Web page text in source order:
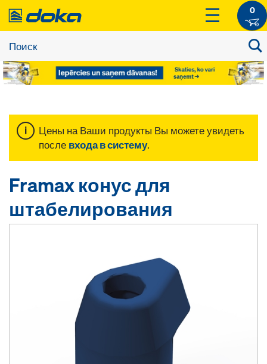
0
Цены на Ваши продукты Вы можете увидеть
после входа в систему.
Framax конус для
штабелирования